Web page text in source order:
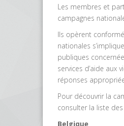
Les membres et
campagnes
Ils opèrent
nationales
publiques
services d’aide aux
réponses
Pour découvrir la
consulter la liste
Belgique